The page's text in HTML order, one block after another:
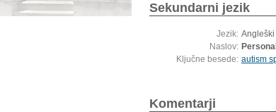
Sekundarni jezik
Jezik:
Naslov:
Ključne besede: autism
Komentarji